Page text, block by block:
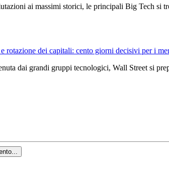
ai massimi storici, le principali Big Tech si
rotazione dei capitali: cento giorni decisivi per i
dai grandi gruppi tecnologici, Wall Street si